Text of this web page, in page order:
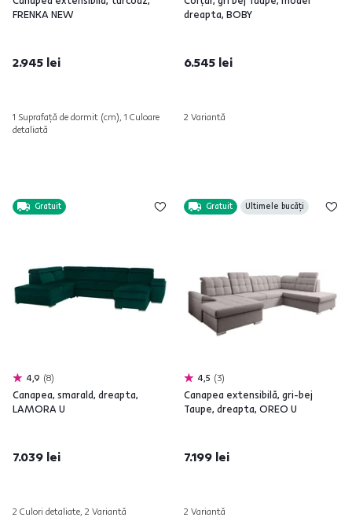
FRENKA NEW
2.945 lei
1 Suprafață de dormit (cm), 1 Culoare
detaliată
dreapta, BOBY
6.545 lei
2 Variantă
Gratuit
4,9 8
Canapea, smarald, dreapta,
LAMORA U
7.039 lei
2 Culori detaliate, 2 Variantă
Gratuit Ultimele bucăți
4,5 3
Canapea extensibilă, gri-bej
Taupe, dreapta, OREO U
7.199 lei
2 Variantă